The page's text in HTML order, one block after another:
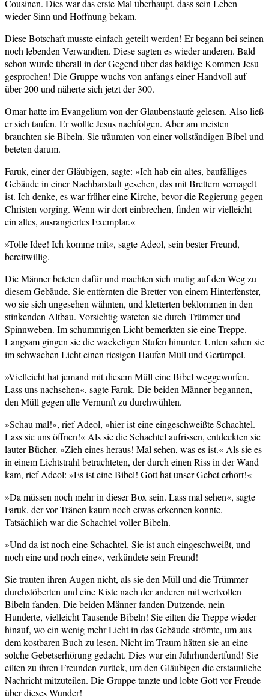
Cousinen. Dies war das erste Mal überhaupt, dass sein Leben
wieder Sinn und Hoffnung bekam.
Diese Botschaft musste einfach geteilt werden! Er begann bei seinen
noch lebenden Verwandten. Diese sagten es wieder anderen. Bald
schon wurde überall in der Gegend über das baldige Kommen Jesu
gesprochen! Die Gruppe wuchs von anfangs einer Handvoll auf
über 200 und näherte sich jetzt der 300.
Omar hatte im Evangelium von der Glaubenstaufe gelesen. Also ließ
er sich taufen. Er wollte Jesus nachfolgen. Aber am meisten
brauchten sie Bibeln. Sie träumten von einer vollständigen Bibel und
beteten darum.
Faruk, einer der Gläubigen, sagte: »Ich hab ein altes, baufälliges
Gebäude in einer Nachbarstadt gesehen, das mit Brettern vernagelt
ist. Ich denke, es war früher eine Kirche, bevor die Regierung gegen
Christen vorging. Wenn wir dort einbrechen, finden wir vielleicht
ein altes, ausrangiertes Exemplar.«
»Tolle Idee! Ich komme mit«, sagte Adeol, sein bester Freund,
bereitwillig.
Die Männer beteten dafür und machten sich mutig auf den Weg zu
diesem Gebäude. Sie entfernten die Bretter von einem Hinterfenster,
wo sie sich ungesehen wähnten, und kletterten beklommen in den
stinkenden Altbau. Vorsichtig wateten sie durch Trümmer und
Spinnweben. Im schummrigen Licht bemerkten sie eine Treppe.
Langsam gingen sie die wackeligen Stufen hinunter. Unten sahen sie
im schwachen Licht einen riesigen Haufen Müll und Gerümpel.
»Vielleicht hat jemand mit diesem Müll eine Bibel weggeworfen.
Lass uns nachsehen«, sagte Faruk. Die beiden Männer begannen,
den Müll gegen alle Vernunft zu durchwühlen.
»Schau mal!«, rief Adeol, »hier ist eine eingeschweißte Schachtel.
Lass sie uns öffnen!« Als sie die Schachtel aufrissen, entdeckten sie
lauter Bücher. »Zieh eines heraus! Mal sehen, was es ist.« Als sie es
in einem Lichtstrahl betrachteten, der durch einen Riss in der Wand
kam, rief Adeol: »Es ist eine Bibel! Gott hat unser Gebet erhört!«
»Da müssen noch mehr in dieser Box sein. Lass mal sehen«, sagte
Faruk, der vor Tränen kaum noch etwas erkennen konnte.
Tatsächlich war die Schachtel voller Bibeln.
»Und da ist noch eine Schachtel. Sie ist auch eingeschweißt, und
noch eine und noch eine«, verkündete sein Freund!
Sie trauten ihren Augen nicht, als sie den Müll und die Trümmer
durchstöberten und eine Kiste nach der anderen mit wertvollen
Bibeln fanden. Die beiden Männer fanden Dutzende, nein
Hunderte, vielleicht Tausende Bibeln! Sie eilten die Treppe wieder
hinauf, wo ein wenig mehr Licht in das Gebäude strömte, um aus
dem kostbaren Buch zu lesen. Nicht im Traum hätten sie an eine
solche Gebetserhörung gedacht. Dies war ein Jahrhundertfund! Sie
eilten zu ihren Freunden zurück, um den Gläubigen die erstaunliche
Nachricht mitzuteilen. Die Gruppe tanzte und lobte Gott vor Freude
über dieses Wunder!